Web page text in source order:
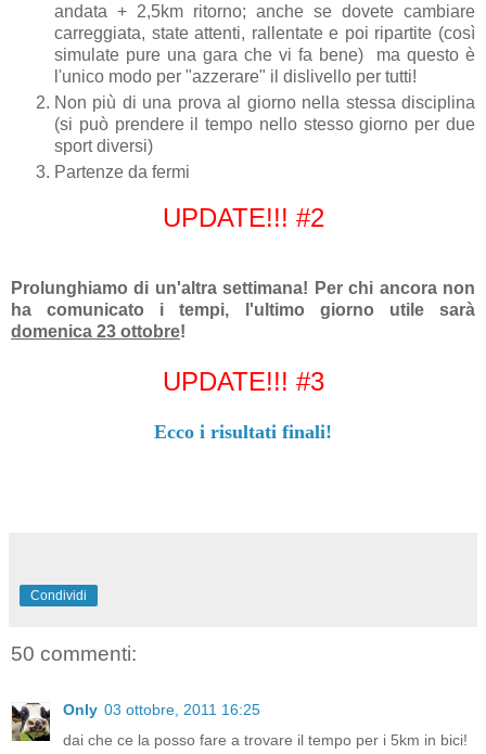
andata + 2,5km ritorno; anche se dovete cambiare
carreggiata, state attenti, rallentate e poi ripartite (così
simulate pure una gara che vi fa bene) ma questo è
l'unico modo per "azzerare" il dislivello per tutti!
Non più di una prova al giorno nella stessa disciplina
(si può prendere il tempo nello stesso giorno per due
sport diversi)
Partenze da fermi
UPDATE!!! #2
Prolunghiamo di un'altra settimana! Per chi ancora non
ha comunicato i tempi, l'ultimo giorno utile sarà
domenica 23 ottobre!
UPDATE!!! #3
Ecco i risultati finali!
Condividi
50 commenti:
Only 03 ottobre, 2011 16:25
dai che ce la posso fare a trovare il tempo per i 5km in bici!